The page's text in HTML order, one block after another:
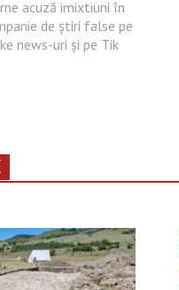
acuză imixtiuni în
de știri false pe
news-uri și pe Tik